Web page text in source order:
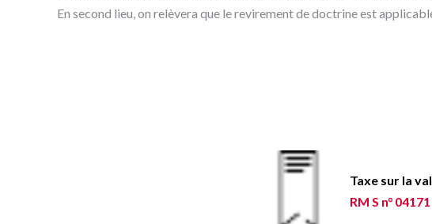
En second lieu, on relèvera que le revirement de doctrine est
Taxe sur la
RM S n°